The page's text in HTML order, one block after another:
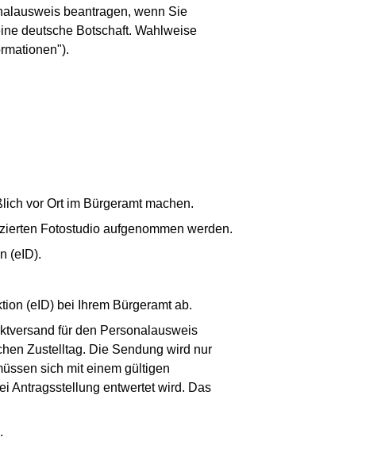
beantragen, wenn Sie
deutsche Botschaft. Wahlweise
vor Ort im Bürgeramt machen.
Fotostudio aufgenommen werden.
(eID).
(eID) bei Ihrem Bürgeramt ab.
für den Personalausweis
Zustelltag. Die Sendung wird nur
sich mit einem gültigen
Antragsstellung entwertet wird. Das